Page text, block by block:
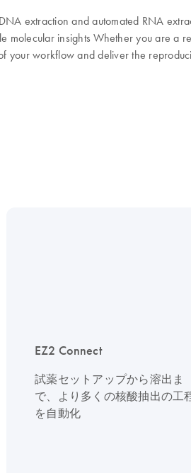
extraction and automated RNA
molecular insights Whether you are a
your workflow and deliver the
EZ2 Connect
試薬セットアップから溶出ま
で、より多くの核酸抽出の工
を自動化